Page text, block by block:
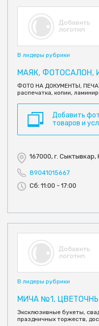
В лидеры рубрики
МАЯК, ФОТОСАЛОН,
ФОТО НА ДОКУМЕНТЫ,
распечатка, копии,
Добавить
товаров и
167000, г. Сыктывкар,
89041015667
Сб: 11:00 - 17:00
В лидеры рубрики
МИЧА №1,
Эксклюзивные букеты,
праздничных торжеств,